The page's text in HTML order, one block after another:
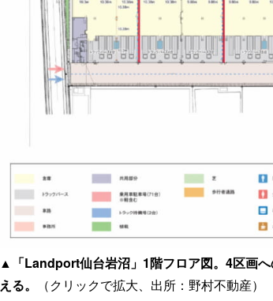
▲「Landport仙台岩沼」1階フロア図。4区画
える。
（クリックで拡大、出所：野村不動産）